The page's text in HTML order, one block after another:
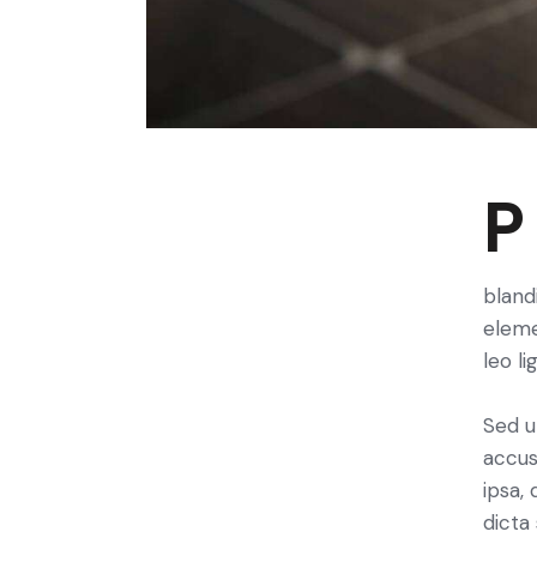
Proin faucibus nec mauris a sodales, sed elementum mi
leo
Sed
ipsa,
dicta